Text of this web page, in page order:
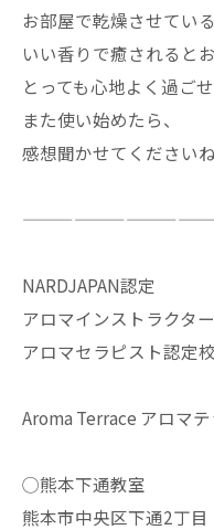
お部屋で乾燥させてい
いい香りで癒されると
とっても心地よく過ご
また使い始めたら、
感想聞かせてくださ
NARDJAPAN認定
アロマインストラクタ
アロマセラピスト認定校
Aroma Terrace アロマ
◯熊本下通教室
熊本市中央区下通2丁目